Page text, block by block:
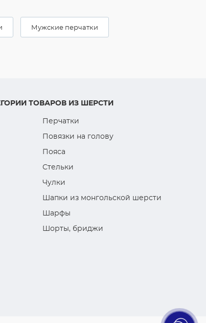
Мужские перчатки
ТОВАРОВ ИЗ ШЕРСТИ
Перчатки
Повязки на голову
Пояса
Стельки
Чулки
Шапки из монгольской шерсти
Шарфы
Шорты, бриджи